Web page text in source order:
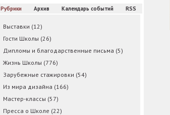
Рубрики Архив Календарь событий RSS
Выставки (12)
Гости Школы (26)
Дипломы и благодарственные письма (5)
Жизнь Школы (776)
Зарубежные стажировки (54)
Из мира дизайна (166)
Мастер-классы (57)
Пресса о Школе (22)